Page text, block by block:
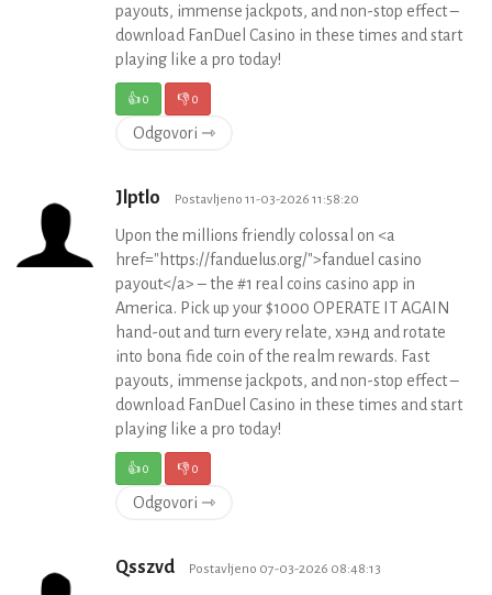
payouts, immense jackpots, and non-stop effect –
download FanDuel Casino in these times and start
playing like a pro today!
👍0 👎0
Odgovori ⇾
Jlptlo Postavljeno 11-03-2026 11:58:20
Upon the millions friendly colossal on <a
href="https://fanduelus.org/">fanduel casino
payout</a> – the #1 real coins casino app in
America. Pick up your $1000 OPERATE IT AGAIN
hand-out and turn every relate, хэнд and rotate
into bona fide coin of the realm rewards. Fast
payouts, immense jackpots, and non-stop effect –
download FanDuel Casino in these times and start
playing like a pro today!
👍0 👎0
Odgovori ⇾
Qsszvd Postavljeno 07-03-2026 08:48:13